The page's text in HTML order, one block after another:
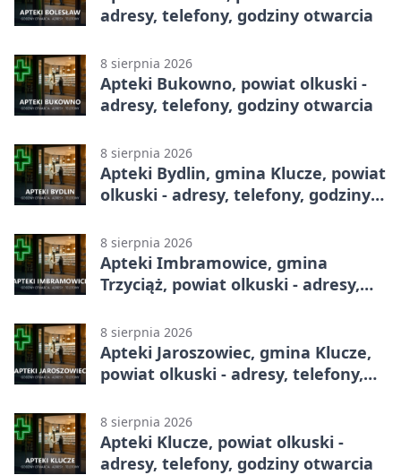
adresy, telefony, godziny otwarcia
8 sierpnia 2026
Apteki Bukowno, powiat olkuski -
adresy, telefony, godziny otwarcia
8 sierpnia 2026
Apteki Bydlin, gmina Klucze, powiat
olkuski - adresy, telefony, godziny
8 sierpnia 2026
Apteki Imbramowice, gmina
Trzyciąż, powiat olkuski - adresy,
8 sierpnia 2026
Apteki Jaroszowiec, gmina Klucze,
powiat olkuski - adresy, telefony,
8 sierpnia 2026
Apteki Klucze, powiat olkuski -
adresy, telefony, godziny otwarcia